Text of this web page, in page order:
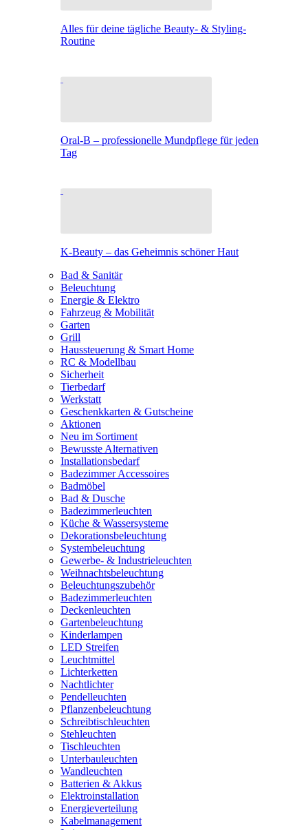
Alles für deine tägliche Beauty- & Styling-
Routine
Oral-B – professionelle Mundpflege für jeden
Tag
K-Beauty – das Geheimnis schöner Haut
Bad & Sanitär
Beleuchtung
Energie & Elektro
Fahrzeug & Mobilität
Garten
Grill
Haussteuerung & Smart Home
RC & Modellbau
Sicherheit
Tierbedarf
Werkstatt
Geschenkkarten & Gutscheine
Aktionen
Neu im Sortiment
Bewusste Alternativen
Installationsbedarf
Badezimmer Accessoires
Badmöbel
Bad & Dusche
Badezimmerleuchten
Küche & Wassersysteme
Dekorationsbeleuchtung
Systembeleuchtung
Gewerbe- & Industrieleuchten
Weihnachtsbeleuchtung
Beleuchtungszubehör
Badezimmerleuchten
Deckenleuchten
Gartenbeleuchtung
Kinderlampen
LED Streifen
Leuchtmittel
Lichterketten
Nachtlichter
Pendelleuchten
Pflanzenbeleuchtung
Schreibtischleuchten
Stehleuchten
Tischleuchten
Unterbauleuchten
Wandleuchten
Batterien & Akkus
Elektroinstallation
Energieverteilung
Kabelmanagement